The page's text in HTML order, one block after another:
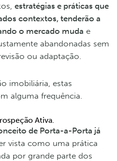
estratégias e práticas que
contextos, tenderão a
o mercado muda e
abandonadas sem
ou adaptação.
imobiliária, estas
alguma frequência.
Ativa.
de Porta-a-Porta já
vista como uma prática
por grande parte dos